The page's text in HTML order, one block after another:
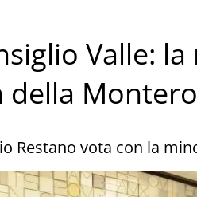
Valle:
della
Restano vota con la